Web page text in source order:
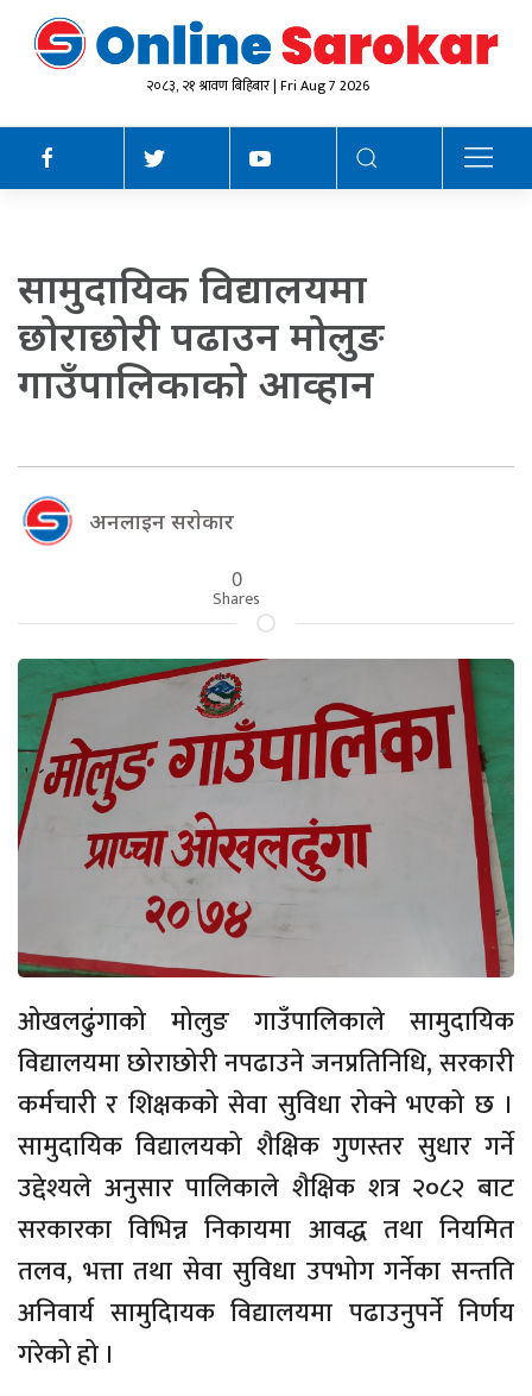
२०८३, २१ श्रावण बिहिबार | Fri Aug 7 2026
सामुदायिक विद्यालयमा
छोराछोरी पढाउन मोलुङ
गाउँपालिकाकाे आव्हान
अनलाइन सराेकार
0
Shares
ओखलढुंगाको मोलुङ गाउँपालिकाले सामुदायिक
विद्यालयमा छोराछोरी नपढाउने जनप्रतिनिधि, सरकारी
कर्मचारी र शिक्षकको सेवा सुविधा रोक्ने भएको छ ।
सामुदायिक विद्यालयको शैक्षिक गुणस्तर सुधार गर्ने
उद्देश्यले अनुसार पालिकाले शैक्षिक शत्र २०८२ बाट
सरकारका विभिन्न निकायमा आवद्ध तथा नियमित
तलव, भत्ता तथा सेवा सुविधा उपभोग गर्नेका सन्तति
अनिवार्य सामुदाियक विद्यालयमा पढाउनुपर्ने निर्णय
गरेको हो ।